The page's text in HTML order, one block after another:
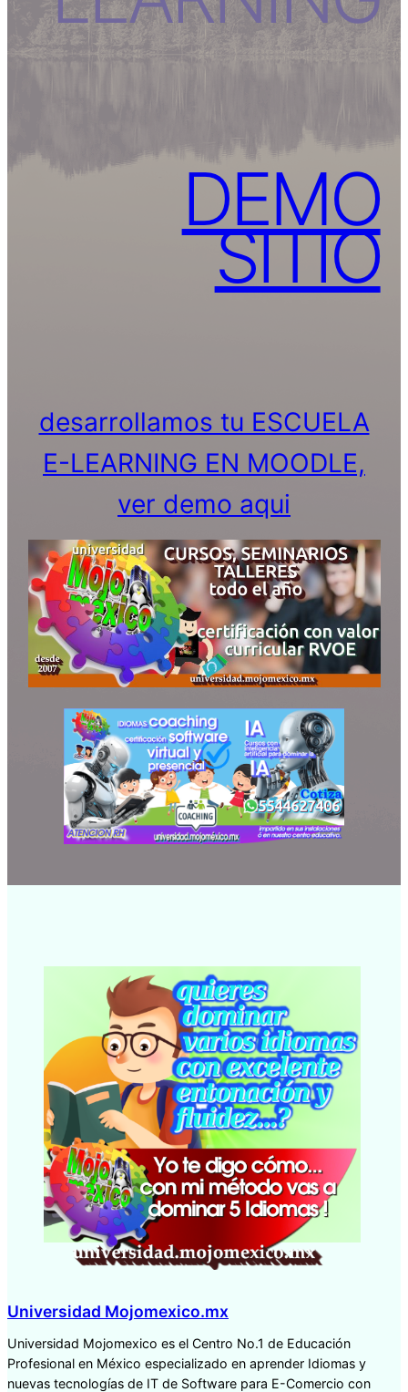
DEMO
SITIO
desarrollamos tu ESCUELA
E-LEARNING EN MOODLE,
ver demo aqui
Universidad Mojomexico.mx
Universidad Mojomexico es el Centro No.1 de Educación
Profesional en México especializado en aprender Idiomas y
nuevas tecnologías de IT de Software para E-Comercio con